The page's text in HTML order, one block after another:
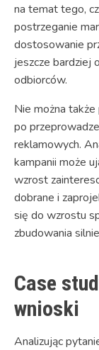
na temat tego,
postrzeganie
dostosowanie
jeszcze bardziej
odbiorców.
Nie można
po
reklamowych.
kampanii może
wzrost
dobrane i
się do wzrostu
zbudowania
Case
wnioski
Analizując